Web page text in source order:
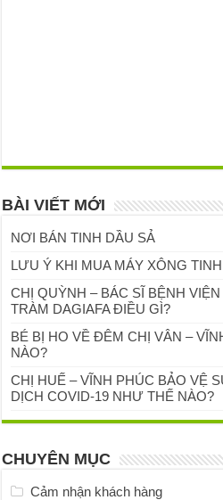
BÀI VIẾT MỚI
NƠI BÁN TINH DẦU SẢ
LƯU Ý KHI MUA MÁY XÔNG
CHỊ QUỲNH – BÁC SĨ BỆNH
TRÀM DAGIAFA ĐIỀU GÌ?
BÉ BỊ HO VỀ ĐÊM CHỊ VÂN –
NÀO?
CHỊ HUẾ – VĨNH PHÚC BẢO VỆ
DỊCH COVID-19 NHƯ THẾ NÀO?
CHUYÊN MỤC
Cảm nhận khách hàng